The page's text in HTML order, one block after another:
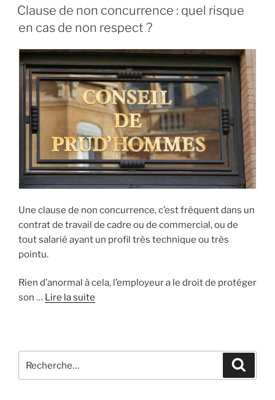
LE
Clause de non concurrence : quel risque
en cas de non respect ?
Une clause de non concurrence, c’est fréquent dans un
contrat de travail de cadre ou de commercial, ou de
tout salarié ayant un profil très technique ou très
pointu.
Rien d’anormal à cela, l’employeur a le droit de protéger
son … Lire la suite